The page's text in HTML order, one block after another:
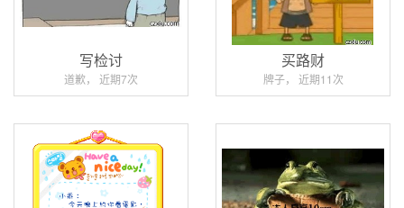
写检讨
道歉， 近期7次
买路财
牌子， 近期11次